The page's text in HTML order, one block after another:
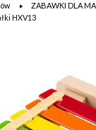
ZABAWKI DLA
HXV13